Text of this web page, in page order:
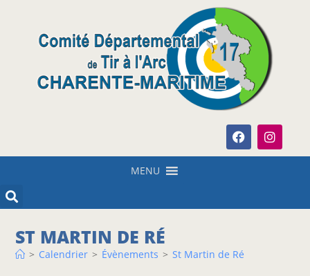
MENU
ST MARTIN DE RÉ
> Calendrier > Évènements > St Martin de Ré